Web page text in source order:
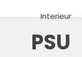
Interieur
PSU